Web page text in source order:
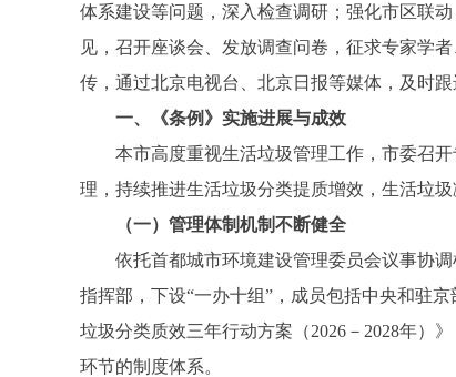
体系建设等问题，深入检查调研；强化市区联
见，召开座谈会、发放调查问卷，征求专家学
传，通过北京电视台、北京日报等媒体，及时
一、《条例》实施进展与成效
本市高度重视生活垃圾管理工作，市委召开
理，持续推进生活垃圾分类提质增效，生活垃
（一）管理体制机制不断健全
依托首都城市环境建设管理委员会议事协调
指挥部，下设“一办十组”，成员包括中央和驻
垃圾分类质效三年行动方案（2026－2028年）
环节的制度体系。